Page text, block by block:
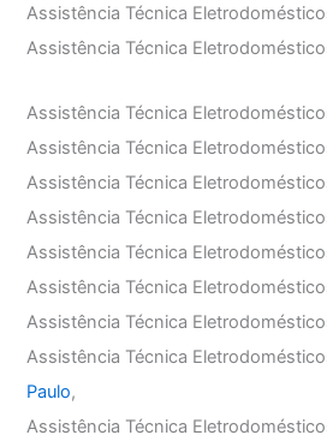
Assistência Técnica
Assistência Técnica
Assistência Técnica
Assistência Técnica
Assistência Técnica
Assistência Técnica
Assistência Técnica
Assistência Técnica
Assistência Técnica
Assistência Técnica
Paulo,
Assistência Técnica